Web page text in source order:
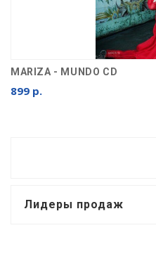
MARIZA - MUNDO CD
899 р.
Лидеры продаж